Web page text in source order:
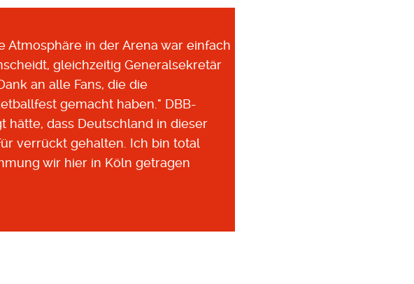
Atmosphäre in der Arena war einfach
gleichzeitig Generalsekretär
an alle Fans, die die
gemacht haben." DBB-
hätte, dass Deutschland in dieser
verrückt gehalten. Ich bin total
wir hier in Köln getragen